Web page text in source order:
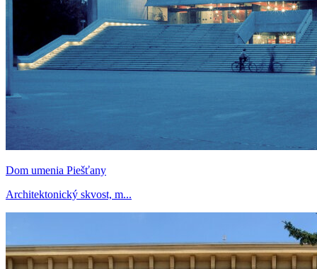
Dom umenia Piešťany
Architektonický skvost, m...